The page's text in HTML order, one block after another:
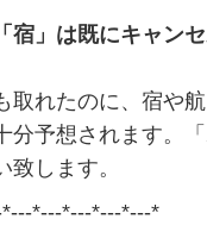
宿」は既にキャン
取れたのに、宿や
分予想されます。
します。
*---*---*---*---*